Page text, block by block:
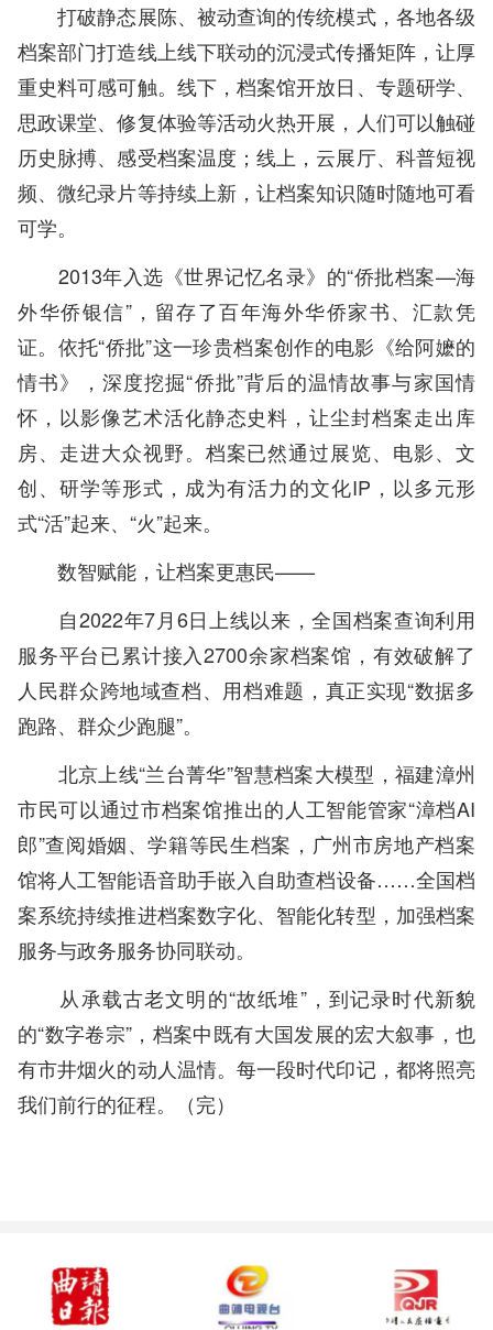
打破静态展陈、被动查询的传统模式，各地各级
档案部门打造线上线下联动的沉浸式传播矩阵，让厚
重史料可感可触。线下，档案馆开放日、专题研学、
思政课堂、修复体验等活动火热开展，人们可以触碰
历史脉搏、感受档案温度；线上，云展厅、科普短视
频、微纪录片等持续上新，让档案知识随时随地可看
可学。
2013年入选《世界记忆名录》的“侨批档案—海
外华侨银信”，留存了百年海外华侨家书、汇款凭
证。依托“侨批”这一珍贵档案创作的电影《给阿嬷的
情书》，深度挖掘“侨批”背后的温情故事与家国情
怀，以影像艺术活化静态史料，让尘封档案走出库
房、走进大众视野。档案已然通过展览、电影、文
创、研学等形式，成为有活力的文化IP，以多元形
式“活”起来、“火”起来。
数智赋能，让档案更惠民——
自2022年7月6日上线以来，全国档案查询利用
服务平台已累计接入2700余家档案馆，有效破解了
人民群众跨地域查档、用档难题，真正实现“数据多
跑路、群众少跑腿”。
北京上线“兰台菁华”智慧档案大模型，福建漳州
市民可以通过市档案馆推出的人工智能管家“漳档AI
郎”查阅婚姻、学籍等民生档案，广州市房地产档案
馆将人工智能语音助手嵌入自助查档设备……全国档
案系统持续推进档案数字化、智能化转型，加强档案
服务与政务服务协同联动。
从承载古老文明的“故纸堆”，到记录时代新貌
的“数字卷宗”，档案中既有大国发展的宏大叙事，也
有市井烟火的动人温情。每一段时代印记，都将照亮
我们前行的征程。（完）